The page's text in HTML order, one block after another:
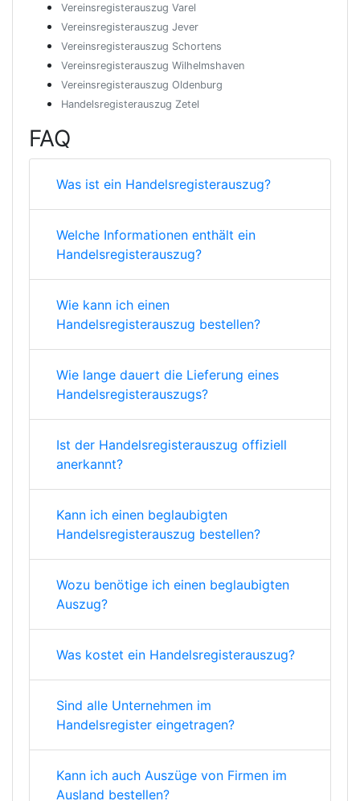
Vereinsregisterauszug Varel
Vereinsregisterauszug Jever
Vereinsregisterauszug Schortens
Vereinsregisterauszug Wilhelmshaven
Vereinsregisterauszug Oldenburg
Handelsregisterauszug Zetel
FAQ
Was ist ein Handelsregisterauszug?
Welche Informationen enthält ein
Handelsregisterauszug?
Wie kann ich einen
Handelsregisterauszug bestellen?
Wie lange dauert die Lieferung eines
Handelsregisterauszugs?
Ist der Handelsregisterauszug offiziell
anerkannt?
Kann ich einen beglaubigten
Handelsregisterauszug bestellen?
Wozu benötige ich einen beglaubigten
Auszug?
Was kostet ein Handelsregisterauszug?
Sind alle Unternehmen im
Handelsregister eingetragen?
Kann ich auch Auszüge von Firmen im
Ausland bestellen?